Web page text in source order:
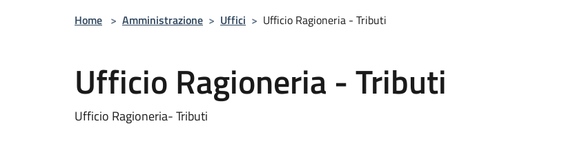
Home > Amministrazione > Uffici > Ufficio Ragioneria - Tributi
Ufficio Ragioneria - Tributi
Ufficio Ragioneria- Tributi